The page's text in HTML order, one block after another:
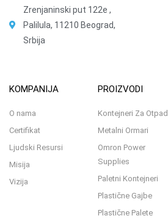
Zrenjaninski put 122e ,
Palilula, 11210 Beograd,
Srbija
KOMPANIJA
O nama
Certifikat
Ljudski Resursi
Misija
Vizija
PROIZVODI
Kontejneri Za Otpad
Metalni Ormari
Omron Power
Supplies
Paletni Kontejneri
Plastične Gajbe
Plastične Palete